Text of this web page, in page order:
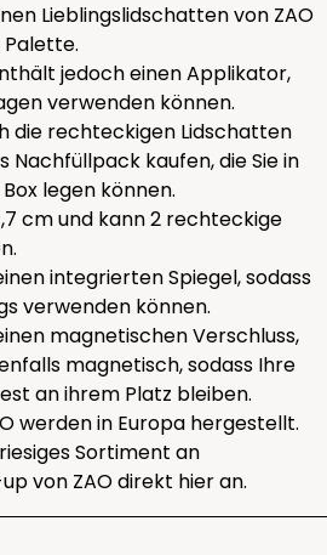
Lieblingslidschatten von ZAO
jedoch einen Applikator,
verwenden können.
die rechteckigen Lidschatten
Nachfüllpack kaufen, die Sie in
legen können.
cm und kann 2 rechteckige
integrierten Spiegel, sodass
verwenden können.
magnetischen Verschluss,
magnetisch, sodass Ihre
an ihrem Platz bleiben.
werden in Europa hergestellt.
Sortiment an
von ZAO direkt hieran.